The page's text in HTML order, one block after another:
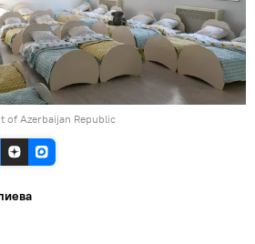
of Azerbaijan Republic